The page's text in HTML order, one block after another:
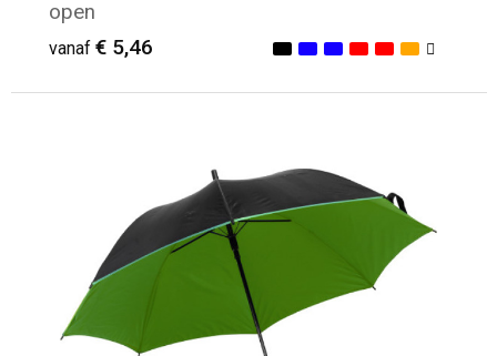
open
vanaf € 5,46
Minimale afname: 15